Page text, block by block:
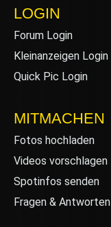
LOGIN
Forum Login
Kleinanzeigen Login
Quick Pic Login
MITMACHEN
Fotos hochladen
Videos vorschlagen
Spotinfos senden
Fragen & Antworten